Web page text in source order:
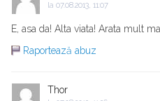
la 07.08.2013, 11:07
E, asa da! Alta viata! Arata mult
Raportează abuz
Thor